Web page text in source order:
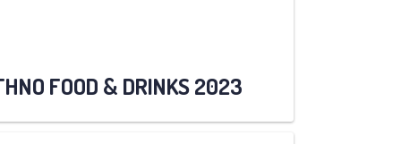
FOOD & DRINKS 2023